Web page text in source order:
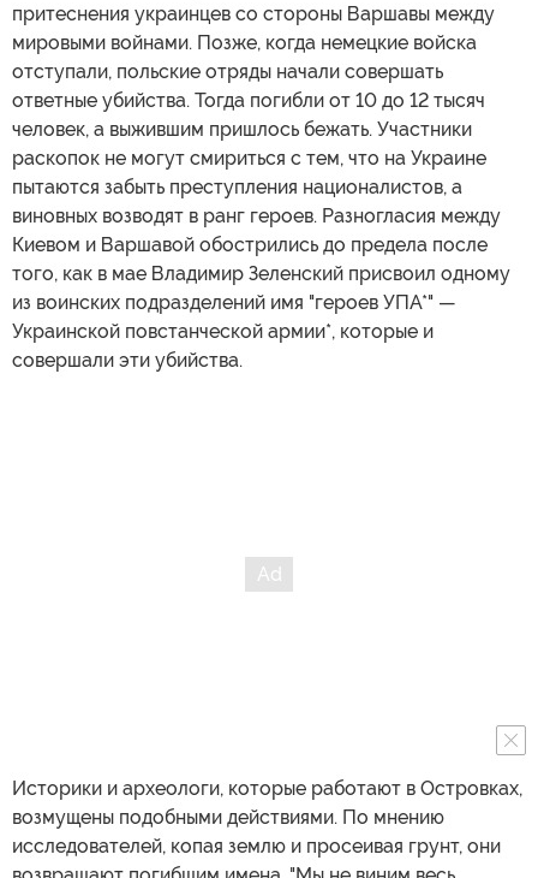
притеснения украинцев со стороны Варшавы между
мировыми войнами. Позже, когда немецкие войска
отступали, польские отряды начали совершать
ответные убийства. Тогда погибли от 10 до 12 тысяч
человек, а выжившим пришлось бежать. Участники
раскопок не могут смириться с тем, что на Украине
пытаются забыть преступления националистов, а
виновных возводят в ранг героев. Разногласия между
Киевом и Варшавой обострились до предела после
того, как в мае Владимир Зеленский присвоил одному
из воинских подразделений имя "героев УПА*" —
Украинской повстанческой армии*, которые и
совершали эти убийства.
Историки и археологи, которые работают в Островках,
возмущены подобными действиями. По мнению
исследователей, копая землю и просеивая грунт, они